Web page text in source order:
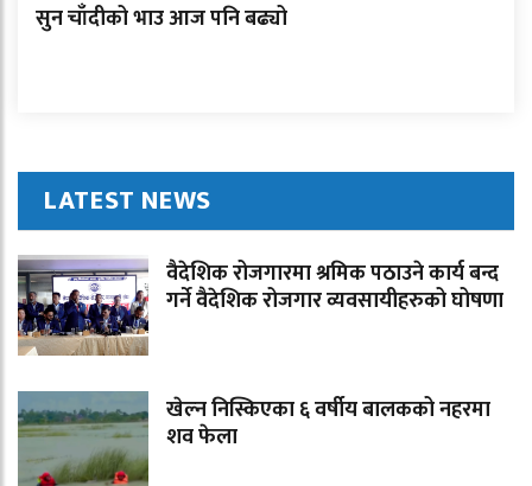
सुन चाँदीको भाउ आज पनि बढ्यो
LATEST NEWS
वैदेशिक रोजगारमा श्रमिक पठाउने कार्य बन्द
गर्ने वैदेशिक रोजगार व्यवसायीहरुको घोषणा
खेल्न निस्किएका ६ वर्षीय बालकको नहरमा
शव फेला